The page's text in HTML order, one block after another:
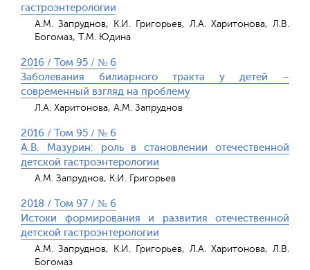
гастроэнтерологии
А.М. Запруднов, К.И. Григорьев, Л.А. Харитонова, Л.В.
Богомаз, Т.М. Юдина
2016 / Том 95 / № 6
Заболевания билиарного тракта у детей –
современный взгляд на проблему
Л.А. Харитонова, А.М. Запруднов
2016 / Том 95 / № 6
А.В. Мазурин: роль в становлении отечественной
детской гастроэнтерологии
А.М. Запруднов, К.И. Григорьев
2018 / Том 97 / № 6
Истоки формирования и развития отечественной
детской гастроэнтерологии
А.М. Запруднов, К.И. Григорьев, Л.А. Харитонова, Л.В.
Богомаз